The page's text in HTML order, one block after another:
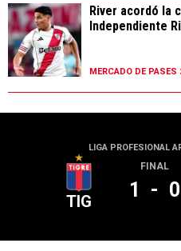
River acordó la
Independiente
MERCADO DE PASES
LIGA PROFESIONAL
TIG
FINAL
1 - 0